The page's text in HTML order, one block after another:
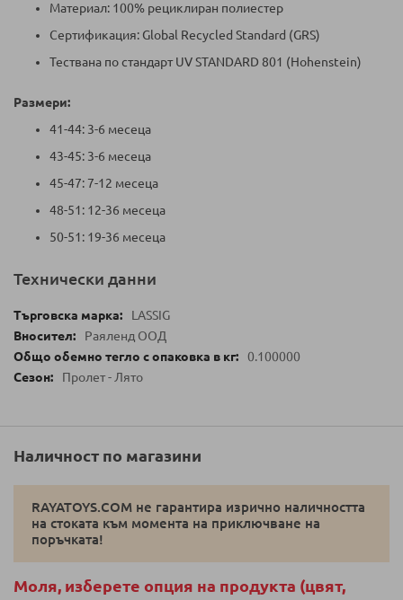
Материал: 100% рециклиран полиестер
Сертификация: Global Recycled Standard (GRS)
Тествана по стандарт UV STANDARD 801 (Hohenstein)
Размери:
41-44: 3-6 месеца
43-45: 3-6 месеца
45-47: 7-12 месеца
48-51: 12-36 месеца
50-51: 19-36 месеца
Технически данни
LASSIG
Раяленд ООД
0.100000
Пролет - Лято
Наличност по магазини
RAYATOYS.COM не гарантира изрично наличността
на стоката към момента на приключване на
поръчката!
Моля, изберете опция на продукта (цвят,